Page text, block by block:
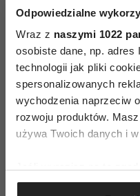
Odpowiedzialne
Wraz z naszymi 1022
osobiste dane, np.
technologii jak pliki
spersonalizowanych
wychodzenia naprzeciw
rozwoju produktów.
używa Twoich danych i
Gromadzić dane